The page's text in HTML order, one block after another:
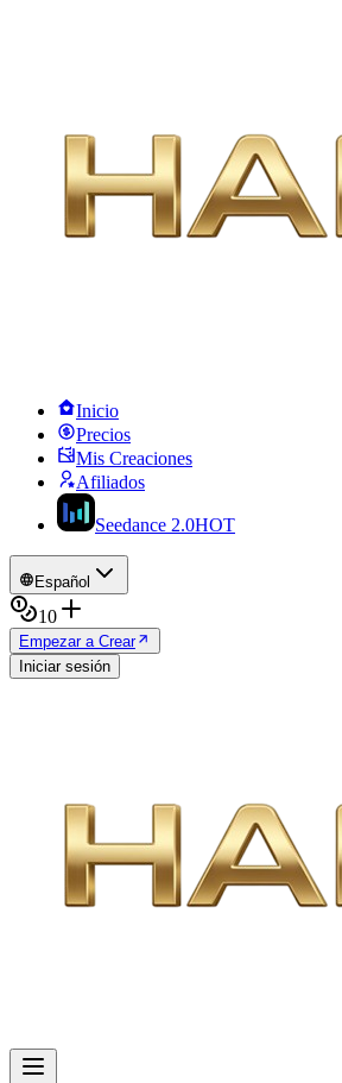
Inicio
Precios
Mis Creaciones
Afiliados
Seedance 2.0HOT
Español
10
Empezar a Crear
Iniciar sesión